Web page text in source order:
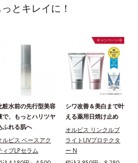
とキレイに！
粧水前の先行型美容
で、もっとハリツヤ
ふれる肌へ
ルビス ベースアク
ィブLPセラム
シワ改善＆美白まで叶
える薬用日焼け止め
オルビス リンクルブ
ライトUVプロテクタ
ー N